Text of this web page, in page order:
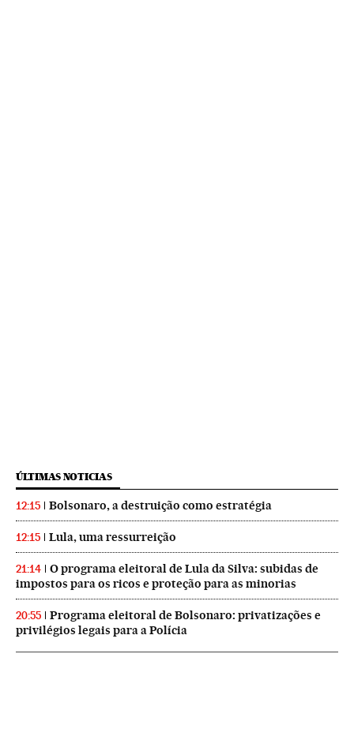
ÚLTIMAS NOTICIAS
12:15 Bolsonaro, a destruição como estratégia
12:15 Lula, uma ressurreição
21:14
O programa eleitoral de Lula da Silva: subidas de
impostos para os ricos e proteção para as minorias
20:55
Programa eleitoral de Bolsonaro: privatizações e
privilégios legais para a Polícia